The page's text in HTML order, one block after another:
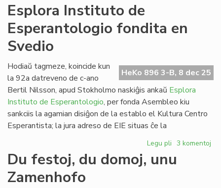
Esplora Instituto de
Esperantologio fondita en
Svedio
HeKo 896 3-B, 8 dec 25
Hodiaŭ tagmeze, koincide kun
la 92a datreveno de c-ano
Bertil Nilsson, apud Stokholmo naskiĝis ankaŭ Esplora
Instituto de Esperantologio, per fonda Asembleo kiu
sankciis la agamian disiĝon de la establo el Kultura Centro
Esperantista; la jura adreso de EIE situas ĉe la
Legu pli pri
Instituto
3 komentoj
Du festoj, du domoj, unu
Zamenhofo